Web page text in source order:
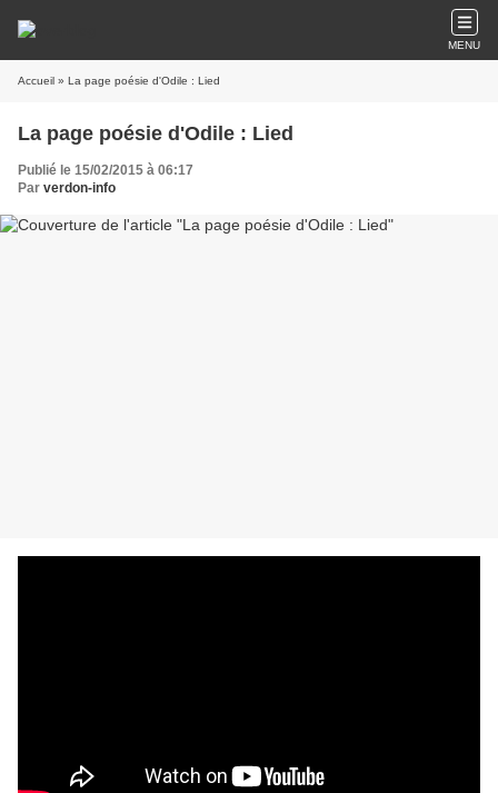
MENU
Accueil » La page poésie d'Odile : Lied
La page poésie d'Odile : Lied
Publié le 15/02/2015 à 06:17
Par verdon-info